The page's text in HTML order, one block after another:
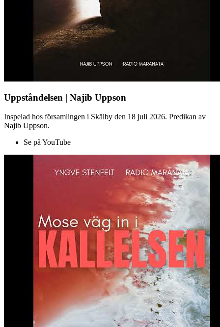
Uppståndelsen | Najib Uppson
Inspelad hos församlingen i Skälby den 18 juli 2026. Predikan av
Najib Uppson.
Se på YouTube